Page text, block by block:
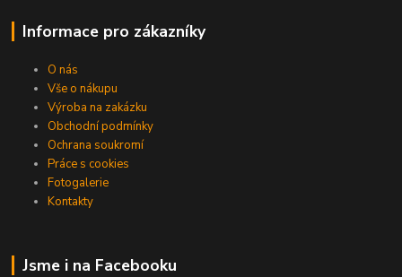
Informace pro zákazníky
O nás
Vše o nákupu
Výroba na zakázku
Obchodní podmínky
Ochrana soukromí
Práce s cookies
Fotogalerie
Kontakty
Jsme i na Facebooku